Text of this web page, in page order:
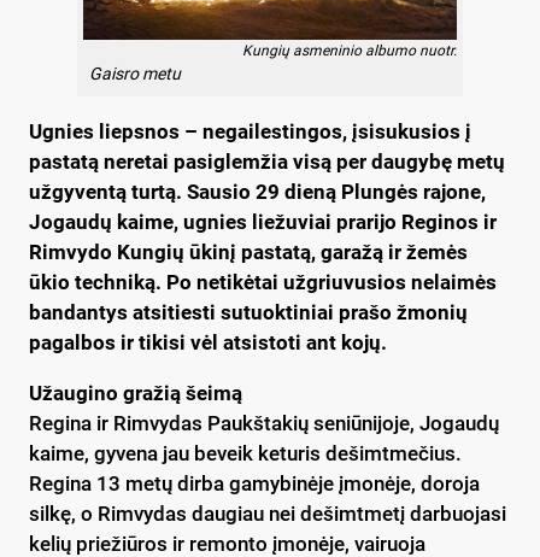
Kungių asmeninio albumo nuotr.
Gaisro metu
Ugnies liepsnos – negailestingos, įsisukusios į
pastatą neretai pasiglemžia visą per daugybę metų
užgyventą turtą. Sausio 29 dieną Plungės rajone,
Jogaudų kaime, ugnies liežuviai prarijo Reginos ir
Rimvydo Kungių ūkinį pastatą, garažą ir žemės
ūkio techniką. Po netikėtai užgriuvusios nelaimės
bandantys atsitiesti sutuoktiniai prašo žmonių
pagalbos ir tikisi vėl atsistoti ant kojų.
Užaugino gražią šeimą
Regina ir Rimvydas Paukštakių seniūnijoje, Jogaudų
kaime, gyvena jau beveik keturis dešimtmečius.
Regina 13 metų dirba gamybinėje įmonėje, doroja
silkę, o Rimvydas daugiau nei dešimtmetį darbuojasi
kelių priežiūros ir remonto įmonėje, vairuoja